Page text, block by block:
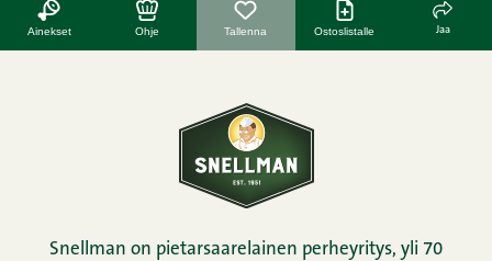
Ainekset Ohje Tallenna Ostoslistalle Jaa
Snellman on pietarsaarelainen perheyritys, yli 70